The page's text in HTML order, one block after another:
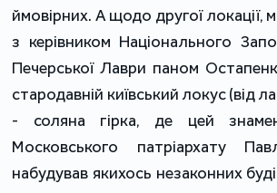
ймовірних. А щодо другої локації,
з керівником Національного
Печерської Лаври паном
стародавній київський локус (від
- соляна гірка, де цей
Московського патріархату
набудував якихось незаконних